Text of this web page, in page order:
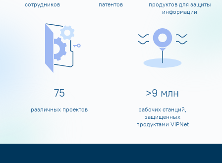
сотрудников патентов
продуктов для защиты
информации
80
различных проектов
>10 млн
рабочих станций,
защищенных
продуктами ViPNet